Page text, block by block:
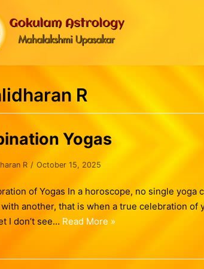
R
Yogas
R October 15, 2025
of Yogas In a horoscope, no single
another, that is when a true celebration of
I don’t see… Read More »